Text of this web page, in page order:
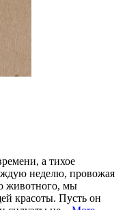
а тихое
неделю, провожая
животного, мы
красоты. Пусть он